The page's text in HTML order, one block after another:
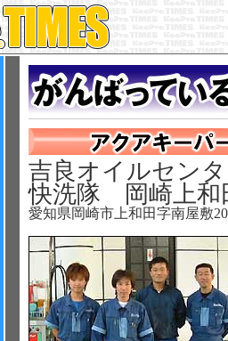
吉良オイルセン
快洗隊 岡崎上和
愛知県岡崎市上和田字南屋敷